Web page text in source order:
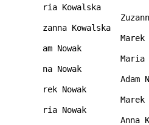
ria Kowalska
zanna Kowalska
am Nowak
na Nowak
rek Nowak
ria Nowak